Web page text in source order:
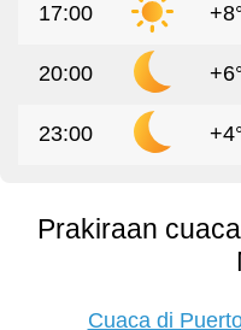
17:00
20:00
23:00
Prakiraan
Cuaca di